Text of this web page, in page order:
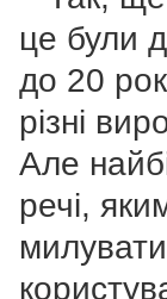
це були
до 20
різні
Але
речі,